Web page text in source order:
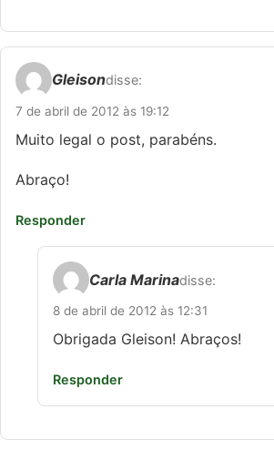
Gleisondisse:
7 de abril de 2012 às 19:12
Muito legal o post, parabéns.
Abraço!
Responder
Carla Marinadisse:
8 de abril de 2012 às 12:31
Obrigada Gleison! Abraços!
Responder